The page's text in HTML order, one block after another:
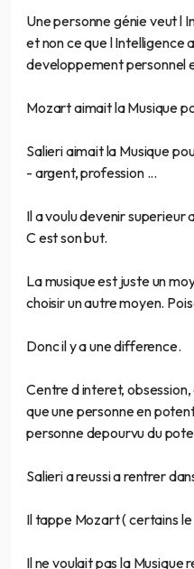
Une personne génie veut l
et non ce que l Intelligence
developpement personnel
Mozart aimait la Musique
Salieri aimait la Musique
- argent, profession ...
Il a voulu devenir
C est son but.
La musique est juste un
choisir un autre moyen.
Donc il y a une difference.
Centre d interet,
que une personne en
personne depourvu du
Salieri a reussi a rentrer
Il tappe Mozart ( certains
Il ne voulait pas la Musique